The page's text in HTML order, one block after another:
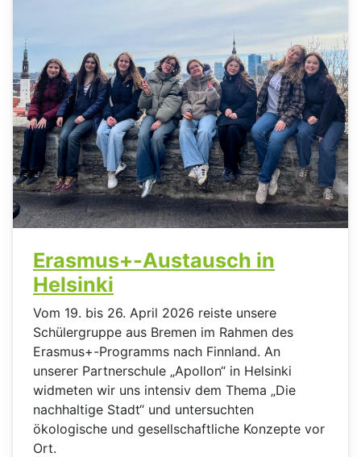
Erasmus+-Austausch in
Helsinki
Vom 19. bis 26. April 2026 reiste unsere
Schülergruppe aus Bremen im Rahmen des
Erasmus+-Programms nach Finnland. An
unserer Partnerschule „Apollon“ in Helsinki
widmeten wir uns intensiv dem Thema „Die
nachhaltige Stadt“ und untersuchten
ökologische und gesellschaftliche Konzepte vor
Ort.